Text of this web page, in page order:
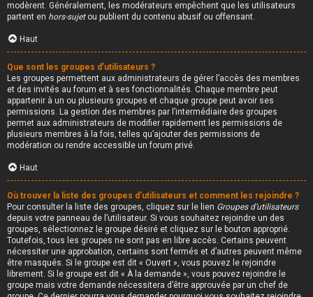
modèrent. Généralement, les modérateurs empêchent que les utilisateurs
partent en hors-sujetou publient du contenu abusif ou offensant.
Haut
Que sont les groupes d’utilisateurs ?
Les groupes permettent aux administrateurs de gérer l’accès des membres
et des invités au forum et à ses fonctionnalités. Chaque membre peut
appartenir à un ou plusieurs groupes et chaque groupe peut avoir ses
permissions. La gestion des membres par l’intermédiaire des groupes
permet aux administrateurs de modifier rapidement les permissions de
plusieurs membres à la fois, telles qu’ajouter des permissions de
modération ou rendre accessible un forum privé.
Haut
Où trouver la liste des groupes d’utilisateurs et comment les rejoindre ?
Pour consulter la liste des groupes, cliquez sur le lien Groupes d’utilisateurs
depuis votre panneau de l’utilisateur. Si vous souhaitez rejoindre un des
groupes, sélectionnez le groupe désiré et cliquez sur le bouton approprié.
Toutefois, tous les groupes ne sont pas en libre accès. Certains peuvent
nécessiter une approbation, certains sont fermés et d’autres peuvent même
être masqués. Si le groupe est dit « Ouvert », vous pouvez le rejoindre
librement. Si le groupe est dit « À la demande », vous pouvez rejoindre le
groupe mais votre demande nécessitera d’être approuvée par un chef de